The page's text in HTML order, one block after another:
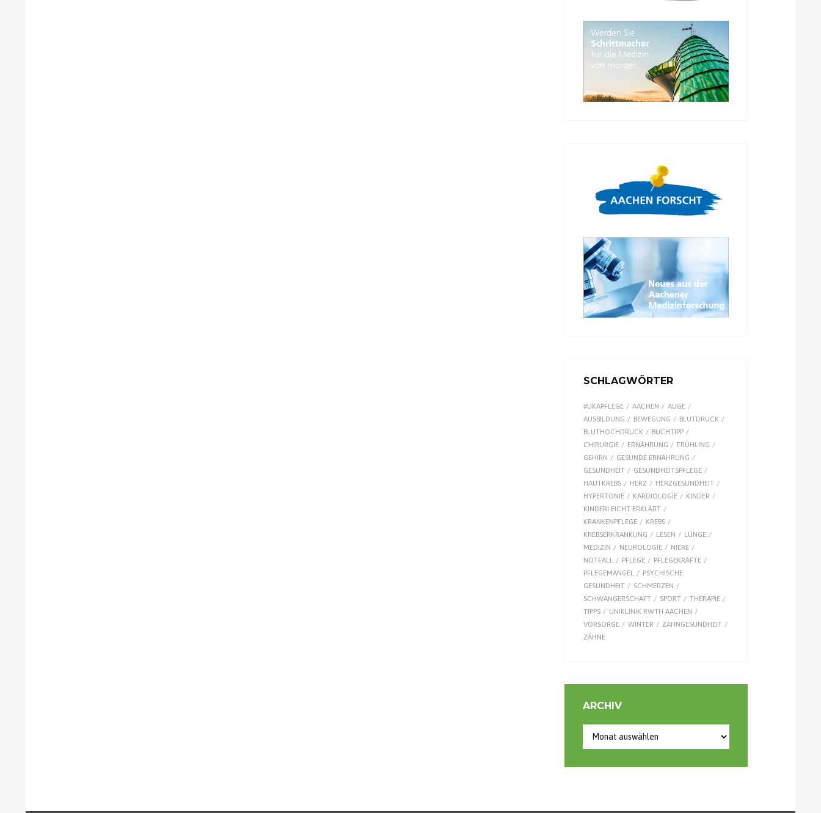
SCHLAGWÖRTER
#UKAPFLEGE AACHEN
AUGE
AUSBILDUNG
BEWEGUNG
BLUTDRUCK
BLUTHOCHDRUCK
BUCHTIPP
CHIRURGIE
ERNÄHRUNG
FRÜHLING
GEHIRN
GESUNDE ERNÄHRUNG
GESUNDHEIT
GESUNDHEITSPFLEGE
HAUTKREBS
HERZ
HERZGESUNDHEIT
HYPERTONIE
KARDIOLOGIE
KINDER
KINDERLEICHT ERKLÄRT
KRANKENPFLEGE
KREBS
KREBSERKRANKUNG
LESEN
LUNGE
MEDIZIN
NEUROLOGIE
NIERE
NOTFALL
PFLEGE
PFLEGEKRÄFTE
PFLEGEMANGEL
PSYCHISCHE
GESUNDHEIT
SCHMERZEN
SCHWANGERSCHAFT
SPORT
THERAPIE
TIPPS
UNIKLINIK RWTH AACHEN
VORSORGE
WINTER
ZAHNGESUNDHEIT
ZÄHNE
ARCHIV